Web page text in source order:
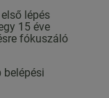
lépés
15 éve
fókuszáló